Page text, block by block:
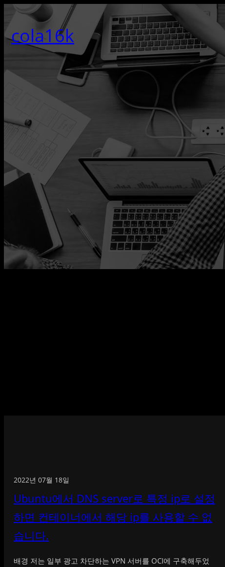
로
cola16k
2022년 07월 18일
Ubuntu에서 DNS server로 특정 ip로 설정
하면 컨테이너에서 해당 ip를 사용할 수 없
습니다.
배경 저는 일부 광고 차단하는 VPN 서버를 OCI에 구축해두었